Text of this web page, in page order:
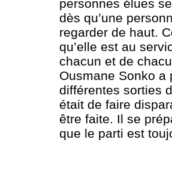
personnes élues
dès qu’une
regarder de haut.
qu’elle est au
chacun et de
Ousmane Sonko a
différentes sorties
était de faire
être faite. Il se
que le parti est